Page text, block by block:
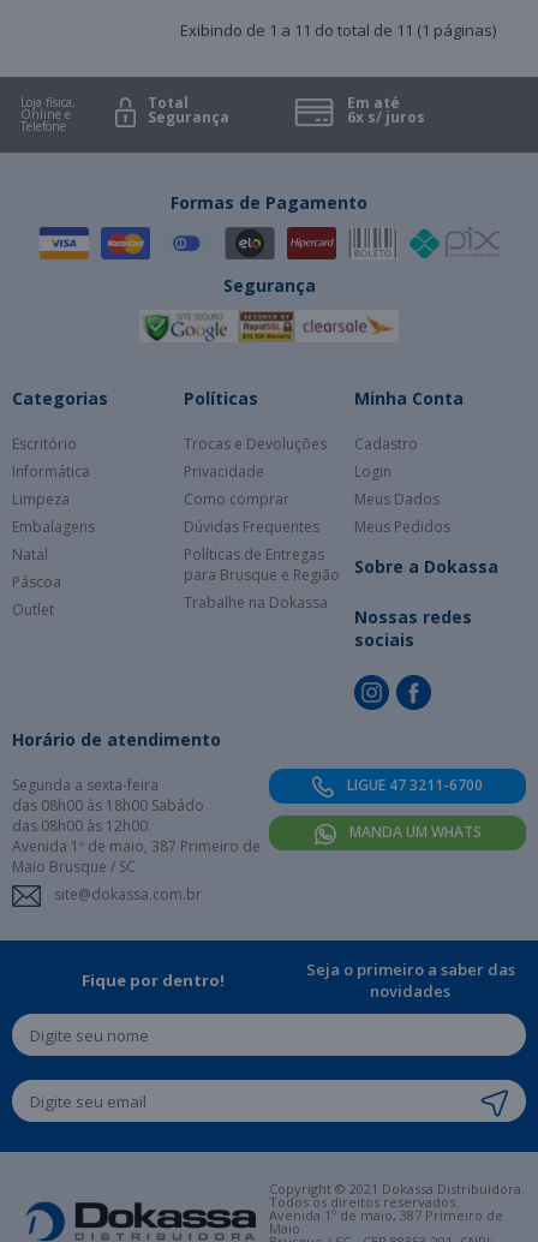
Exibindo de 1 a 11 do total de 11 (1 páginas)
Loja física,
Online e
Telefone
Total
Segurança
Em até
6x s/ juros
Formas de Pagamento
Segurança
Categorias
Escritório
Informática
Limpeza
Embalagens
Natal
Páscoa
Outlet
Políticas
Trocas e Devoluções
Privacidade
Como comprar
Dúvidas Frequentes
Políticas de Entregas
para Brusque e Região
Trabalhe na Dokassa
Minha Conta
Cadastro
Login
Meus Dados
Meus Pedidos
Sobre a Dokassa
Nossas redes
sociais
Horário de atendimento
Segunda a sexta-feira
das 08h00 às 18h00 Sabádo
das 08h00 às 12h00.
Avenida 1º de maio, 387 Primeiro de
Maio Brusque / SC
site@dokassa.com.br
LIGUE 47 3211-6700
MANDA UM WHATS
Fique por dentro!
Seja o primeiro a saber das
novidades
Copyright © 2021 Dokassa Distribuidora.
Todos os direitos reservados.
Avenida 1º de maio, 387 Primeiro de
Maio